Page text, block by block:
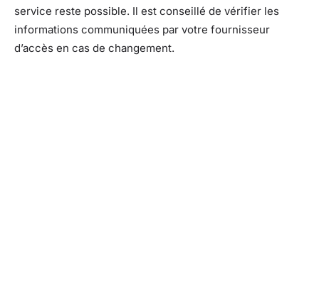
service reste possible. Il est conseillé de vérifier les
informations communiquées par votre fournisseur
d’accès en cas de changement.